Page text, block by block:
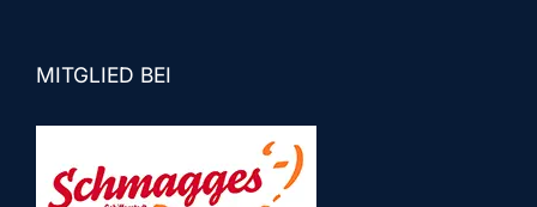
MITGLIED BEI